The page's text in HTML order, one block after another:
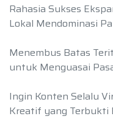
Rahasia Sukses
Lokal Mendominasi
Menembus Batas
untuk Menguasai
Ingin Konten Selalu
Kreatif yang